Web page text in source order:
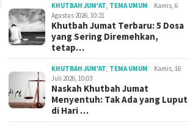
KHUTBAH JUM'AT, TEMA UMUM
Kamis, 6
Agustus 2026, 10:21
Khutbah Jumat Terbaru: 5 Dosa
yang Sering Diremehkan,
tetap…
KHUTBAH JUM'AT, TEMA UMUM
Kamis, 16
Juli 2026, 10:03
Naskah Khutbah Jumat
Menyentuh: Tak Ada yang Luput
di Hari …